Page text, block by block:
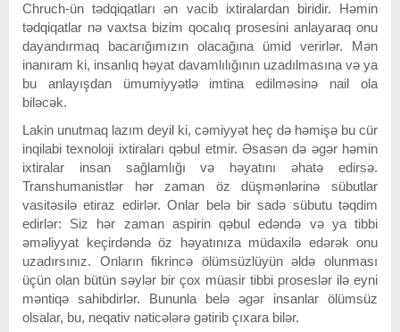
Chruch-ün tədqiqatları ən vacib ixtiralardan biridir. Həmin
tədqiqatlar nə vaxtsa bizim qocalıq prosesini anlayaraq onu
dayandırmaq bacarığımızın olacağına ümid verirlər. Mən
inanıram ki, insanlıq həyat davamlılığının uzadılmasına və ya
bu anlayışdan ümumiyyətlə imtina edilməsinə nail ola
biləcək.
Lakin unutmaq lazım deyil ki, cəmiyyət heç də həmişə bu cür
inqilabi texnoloji ixtiraları qəbul etmir. Əsasən də əgər həmin
ixtiralar insan sağlamlığı və həyatını əhatə edirsə.
Transhumanistlər hər zaman öz düşmənlərinə sübutlar
vasitəsilə etiraz edirlər. Onlar belə bir sadə sübutu təqdim
edirlər: Siz hər zaman aspirin qəbul edəndə və ya tibbi
əməliyyat keçirdəndə öz həyatınıza müdaxilə edərək onu
uzadırsınız. Onların fikrincə ölümsüzlüyün əldə olunması
üçün olan bütün səylər bir çox müasir tibbi proseslər ilə eyni
məntiqə sahibdirlər. Bununla belə əgər insanlar ölümsüz
olsalar, bu, neqativ nəticələrə gətirib çıxara bilər.